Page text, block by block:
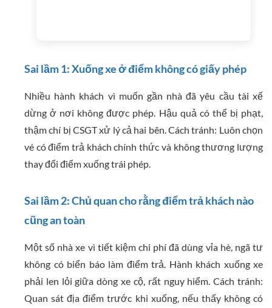
Sai lầm 1: Xuống xe ở điểm không có giấy phép
Nhiều hành khách vì muốn gần nhà đã yêu cầu tài xế
dừng ở nơi không được phép. Hậu quả có thể bị phạt,
thậm chí bị CSGT xử lý cả hai bên. Cách tránh: Luôn chọn
vé có điểm trả khách chính thức và không thương lượng
thay đổi điểm xuống trái phép.
Sai lầm 2: Chủ quan cho rằng điểm trả khách nào
cũng an toàn
Một số nhà xe vì tiết kiệm chi phí đã dùng vỉa hè, ngã tư
không có biển báo làm điểm trả. Hành khách xuống xe
phải len lỏi giữa dòng xe cộ, rất nguy hiểm. Cách tránh:
Quan sát địa điểm trước khi xuống, nếu thấy không có